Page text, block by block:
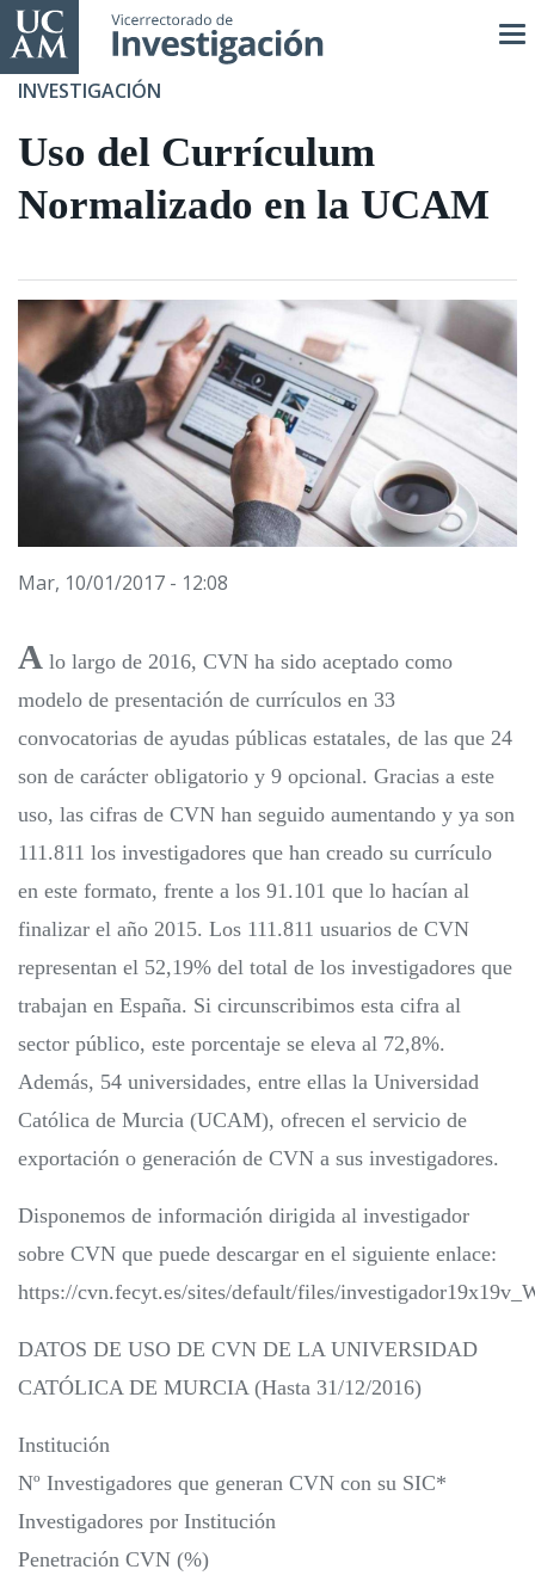
Pasar
al
contenido
INVESTIGACIÓN
Uso del Currículum
Normalizado en la UCAM
Mar, 10/01/2017 - 12:08
A lo largo de 2016, CVN ha sido aceptado como
modelo de presentación de currículos en 33
convocatorias de ayudas públicas estatales, de las que 24
son de carácter obligatorio y 9 opcional. Gracias a este
uso, las cifras de CVN han seguido aumentando y ya son
111.811 los investigadores que han creado su currículo
en este formato, frente a los 91.101 que lo hacían al
finalizar el año 2015. Los 111.811 usuarios de CVN
representan el 52,19% del total de los investigadores que
trabajan en España. Si circunscribimos esta cifra al
sector público, este porcentaje se eleva al 72,8%.
Además, 54 universidades, entre ellas la Universidad
Católica de Murcia (UCAM), ofrecen el servicio de
exportación o generación de CVN a sus investigadores.
Disponemos de información dirigida al investigador
sobre CVN que puede descargar en el siguiente enlace:
https://cvn.fecyt.es/sites/default/files/
DATOS DE USO DE CVN DE LA UNIVERSIDAD
CATÓLICA DE MURCIA (Hasta 31/12/2016)
Institución
Nº Investigadores que generan CVN con su SIC*
Investigadores por Institución
Penetración CVN (%)